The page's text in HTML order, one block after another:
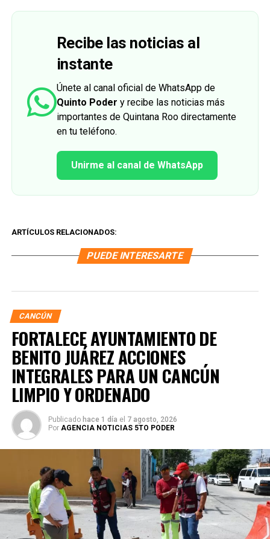
Recibe las noticias al
instante
Únete al canal oficial de WhatsApp de
Quinto Poder y recibe las noticias más
importantes de Quintana Roo directamente
en tu teléfono.
Unirme al canal de WhatsApp
ARTÍCULOS RELACIONADOS:
PUEDE INTERESARTE
CANCÚN
FORTALECE AYUNTAMIENTO DE
BENITO JUÁREZ ACCIONES
INTEGRALES PARA UN CANCÚN
LIMPIO Y ORDENADO
Publicado hace 1 día el 7 agosto, 2026
Por AGENCIA NOTICIAS 5TO PODER